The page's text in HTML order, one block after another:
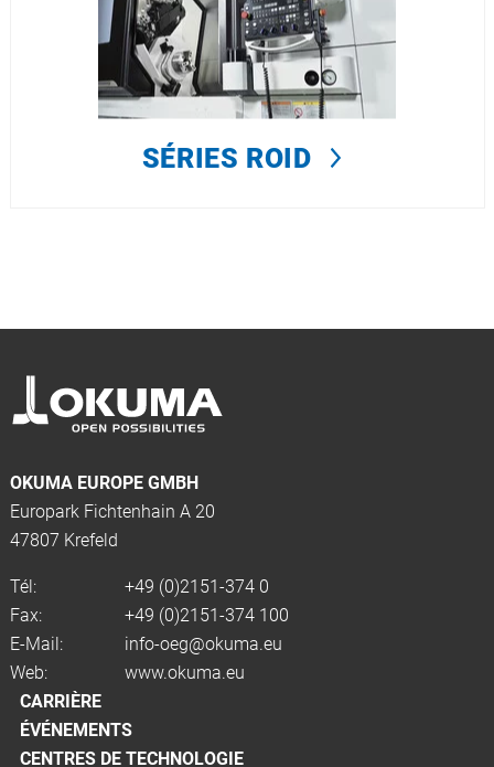
SÉRIES ROID
OKUMA EUROPE GMBH
Europark Fichtenhain A 20
47807 Krefeld
Tél:
+49 (0)2151-374 0
Fax:
+49 (0)2151-374 100
E-Mail:
info-oeg@okuma.eu
Web:
www.okuma.eu
CARRIÈRE
ÉVÉNEMENTS
CENTRES DE TECHNOLOGIE